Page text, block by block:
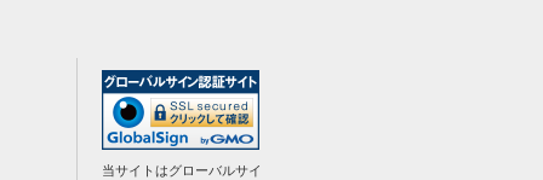
当サイトはグローバルサイ